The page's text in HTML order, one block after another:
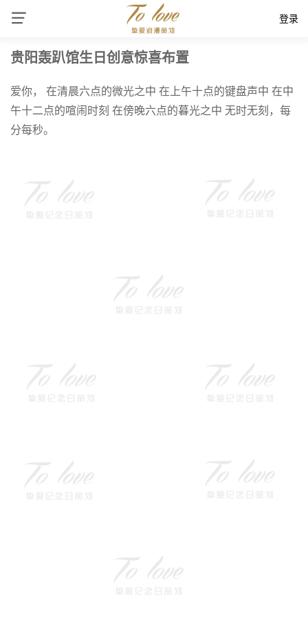
登录
贵阳轰趴馆生日创意惊喜布置
爱你， 在清晨六点的微光之中 在上午十点的键盘声中 在中
午十二点的喧闹时刻 在傍晚六点的暮光之中 无时无刻，每
分每秒。